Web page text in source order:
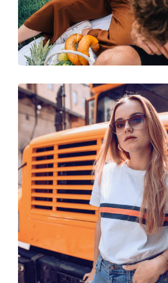
Βάρος:
Ρυθμιζόμενα μαξιλάρια μύτης:
Εύκαμπτη άρθρωση:
Αξεσουάρ
Παρέχονται με θήκη:
Πανί καθαρισμού:
Άλλα
Τύπος:
Κατηγορία:
Μάρκα:
Χρήση:
Κωδικός Προϊόντος / Μοντέλο: